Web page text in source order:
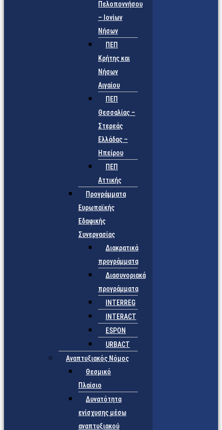
Πελοποννήσου
– Ιονίων
Νήσων
ΠΕΠ
Κρήτης και
Νήσων
Αιγαίου
ΠΕΠ
Θεσσαλίας –
Στερεάς
Ελλάδας –
Ηπείρου
ΠΕΠ
Αττικής
Προγράμματα
Ευρωπαϊκής
Εδαφικής
Συνεργασίας
Διακρατικά
προγράμματα
Διασυνοριακά
προγράμματα
INTERREG
INTERACT
ESPON
URBACT
Αναπτυξιακός Νόμος
Θεσμικό
Πλαίσιο
Δυνατότητα
ενίσχυσης μέσω
αναπτυξιακού